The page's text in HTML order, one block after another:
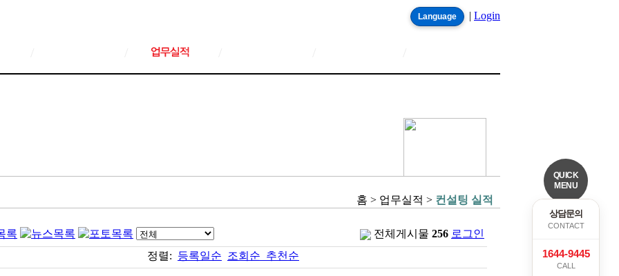
QUICK
MENU
상담문의
CONTACT
1644-9445
CALL
Language | Login
홈 > 업무실적 > 컨설팅 실적
전체게시물 256 로그인
정렬: 등록일순 조회순 추천순